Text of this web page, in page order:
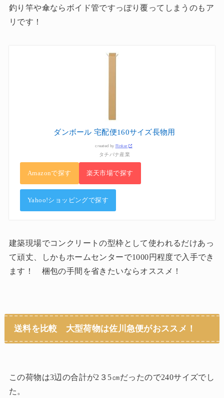
釣り竿や傘ならボイド管ですっぽり覆ってしまうのもア
リです！
ダンボール 宅配便160サイズ長物用
created by Rinker
タチバナ産業
Amazonで探す 楽天市場で探す
Yahoo!ショッピングで探す
建築現場でコンクリートの型枠として使われるだけあっ
て頑丈、しかもホームセンターで1000円程度で入手でき
ます！ 梱包の手間を省きたいならオススメ！
送料を比較 大型荷物は佐川急便がおススメ！
この荷物は3辺の合計が2３5㎝だったので240サイズでし
た。